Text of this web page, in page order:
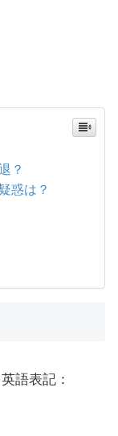
？
惑は？
語表記：